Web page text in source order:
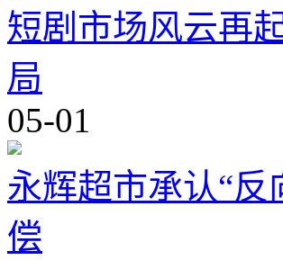
短剧市场风云再
局
05-01
永辉超市承认“
偿